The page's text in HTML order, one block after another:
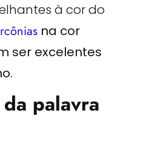
à cor do
na cor
ser excelentes
palavra